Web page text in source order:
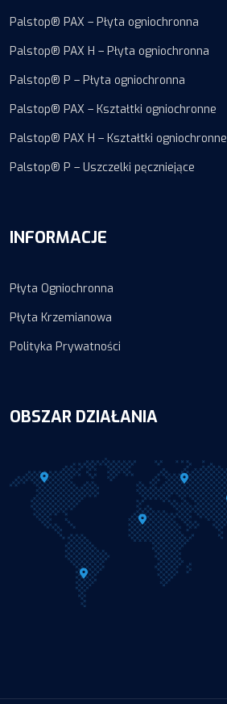
Palstop® PAX – Płyta ogniochronna
Palstop® PAX H – Płyta ogniochronna
Palstop® P – Płyta ogniochronna
Palstop® PAX – Kształtki ogniochronne
Palstop® PAX H – Kształtki ogniochronne
Palstop® P – Uszczelki pęczniejące
INFORMACJE
Płyta Ogniochronna
Płyta Krzemianowa
Polityka Prywatności
OBSZAR DZIAŁANIA